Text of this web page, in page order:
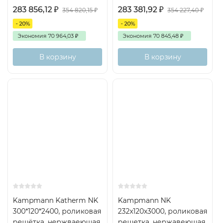
283 856,12 ₽ 354 820,15₽
- 20%
Экономия 70 964,03 ₽
В корзину
283 381,92 ₽ 354 227,40₽
- 20%
Экономия 70 845,48 ₽
В корзину
Kampmann Katherm NK
300*120*2400, роликовая
Kampmann NK
232x120x3000, роликовая